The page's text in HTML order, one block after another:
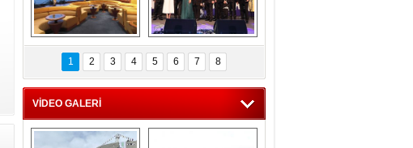
MSC'den 55 milyon
euroluk turizm geliri
müjdesi
5. Bosphorus Ship
Brokers Dinner,
İstanbul’da yapıldı
1 2 3 4 5 6 7 8
VİDEO GALERİ